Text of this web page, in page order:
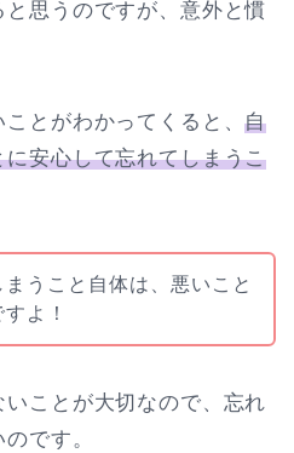
思うのですが、意外と慣
ことがわかってくると、自
安心して忘れてしまうこ
うこと自体は、悪いこと
よ！
ことが大切なので、忘れ
です。